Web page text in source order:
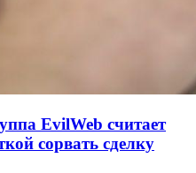
EvilWeb считает
сорвать сделку